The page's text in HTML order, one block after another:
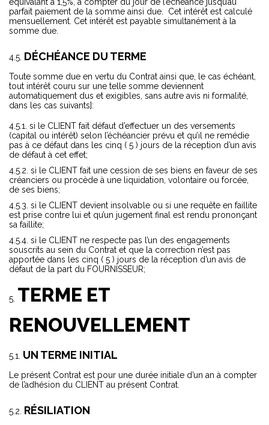
parfait paiement de la somme ainsi due. Cet intérêt est calculé
mensuellement. Cet intérêt est payable simultanément à la
somme due.
DÉCHÉANCE DU TERME
Toute somme due en vertu du Contrat ainsi que, le cas échéant,
tout intérêt couru sur une telle somme deviennent
automatiquement dus et exigibles, sans autre avis ni formalité,
dans les cas suivants]:
si le CLIENT fait défaut d’effectuer un des versements
(capital ou intérêt) selon l’échéancier prévu et qu’il ne remédie
pas à ce défaut dans les cinq ( 5 ) jours de la réception d’un avis
de défaut à cet effet;
si le CLIENT fait une cession de ses biens en faveur de ses
créanciers ou procède à une liquidation, volontaire ou forcée,
de ses biens;
si le CLIENT devient insolvable ou si une requête en faillite
est prise contre lui et qu’un jugement final est rendu prononçant
sa faillite;
si le CLIENT ne respecte pas l’un des engagements
souscrits au sein du Contrat et que la correction n’est pas
apportée dans les cinq ( 5 ) jours de la réception d’un avis de
défaut de la part du FOURNISSEUR;
TERME ET
RENOUVELLEMENT
UN TERME INITIAL
Le présent Contrat est pour une durée initiale d’un an à compter
de l’adhésion du CLIENT au présent Contrat.
RÉSILIATION